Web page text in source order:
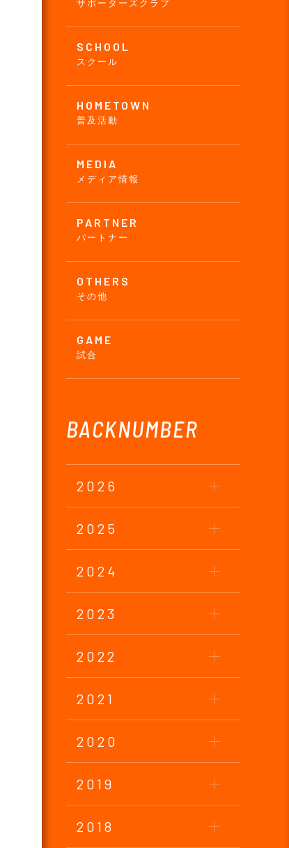
サポーターズクラブ
SCHOOL
スクール
HOMETOWN
普及活動
MEDIA
メディア情報
PARTNER
パートナー
OTHERS
その他
GAME
試合
BACKNUMBER
2026
2025
2024
2023
2022
2021
2020
2019
2018